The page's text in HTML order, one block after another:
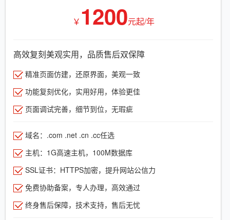
￥ 1200元起/年
高效复刻美观实用，品质售后双保障
精准页面仿建，还原界面，美观一致
功能复刻优化，实用好用，体验更佳
页面调试完善，细节到位，无瑕疵
域名：.com .net .cn .cc任选
主机：1G高速主机，100M数据库
SSL证书：HTTPS加密，提升网站公信力
免费协助备案，专人办理，高效通过
终身售后保障，技术支持，售后无忧